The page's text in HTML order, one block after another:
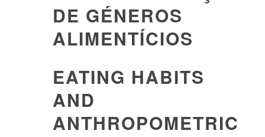
DE GÉNEROS
ALIMENTÍCIOS
EATING HABITS
AND
ANTHROPOMETRIC